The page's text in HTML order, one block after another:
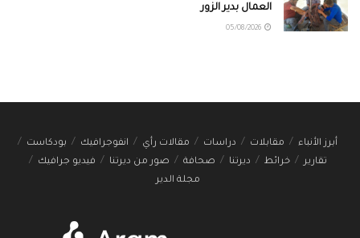
العمال بدير الزور
أبرز الأنباء مقابلات دراسات مقالات رأي انفوجرافيك
بودكاست
تقارير
خرائط ديرتنا صحافة صور من ديرتنا
فيديو جرافيك
مجلة الدير